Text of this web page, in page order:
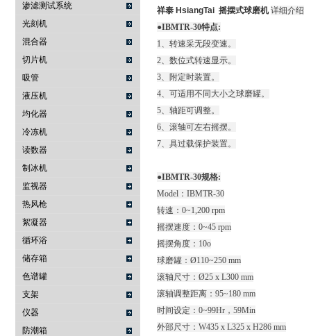
渗滤测试系统
光刻机
混合器
切片机
吸管
液压机
均化器
冷冻机
读数器
制冰机
监视器
热风枪
絮凝器
循环浴
储存箱
色谱罐
支架
仪器
防潮箱
祥泰 HsiangTai 摇摆式球磨机详细介绍
●IBMTR-30特点:
1、转速采无段变速。
2、数位式转速显示。
3、附定时装置。
4、可适用不同大小之球磨罐。
5、轴距可调整。
6、滚轴可左右摇摆。
7、具过载保护装置。
●IBMTR-30规格:
Model：IBMTR-30
转速：0~1,200 rpm
摇摆速度：0~45 rpm
摇摆角度：10o
球磨罐：Ø110~250 mm
滚轴尺寸：Ø25 x L300 mm
滚轴调整距离：95~180 mm
时间设定：0~99Hr，59Min
外部尺寸：W435 x L325 x H286 mm